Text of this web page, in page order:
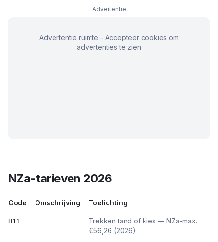
Advertentie
Advertentie ruimte - Accepteer cookies om
advertenties te zien
NZa-tarieven 2026
Code Omschrijving Toelichting
H11
Trekken tand of kies — NZa-max.
€56,26 (2026)